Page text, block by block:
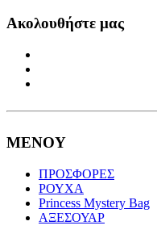
Ακολουθήστε μας
ΜΕΝΟΥ
ΠΡΟΣΦΟΡΕΣ
ΡΟΥΧΑ
Princess Mystery Bag
ΑΞΕΣΟΥΑΡ